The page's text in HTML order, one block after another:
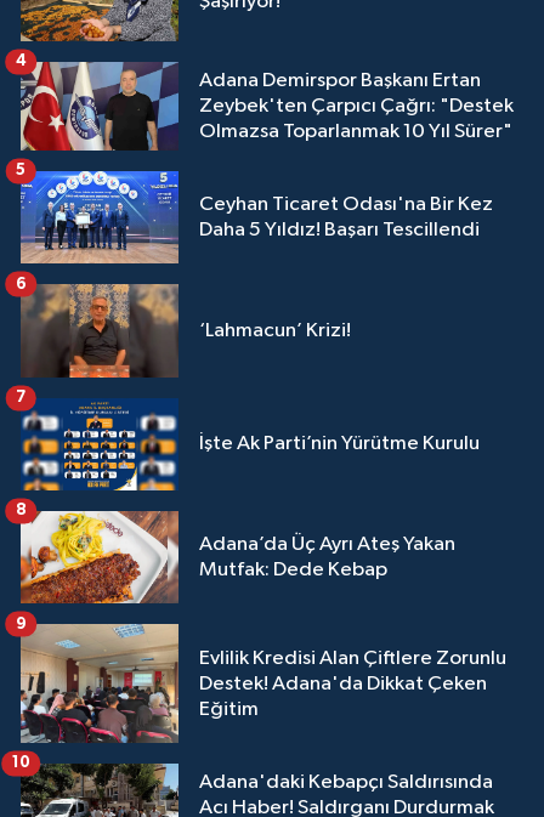
Adana Demirspor Başkanı Ertan
Zeybek'ten Çarpıcı Çağrı: "Destek
Olmazsa Toparlanmak 10 Yıl Sürer"
4
Ceyhan Ticaret Odası'na Bir Kez
Daha 5 Yıldız! Başarı Tescillendi
5
‘Lahmacun’ Krizi!
6
İşte Ak Parti’nin Yürütme Kurulu
7
Adana’da Üç Ayrı Ateş Yakan
Mutfak: Dede Kebap
8
Evlilik Kredisi Alan Çiftlere Zorunlu
Destek! Adana'da Dikkat Çeken
Eğitim
9
Adana'daki Kebapçı Saldırısında
Acı Haber! Saldırganı Durdurmak
10